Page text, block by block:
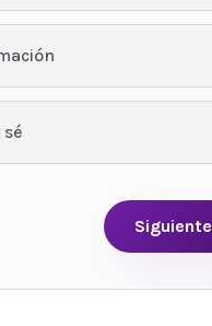
Siguiente